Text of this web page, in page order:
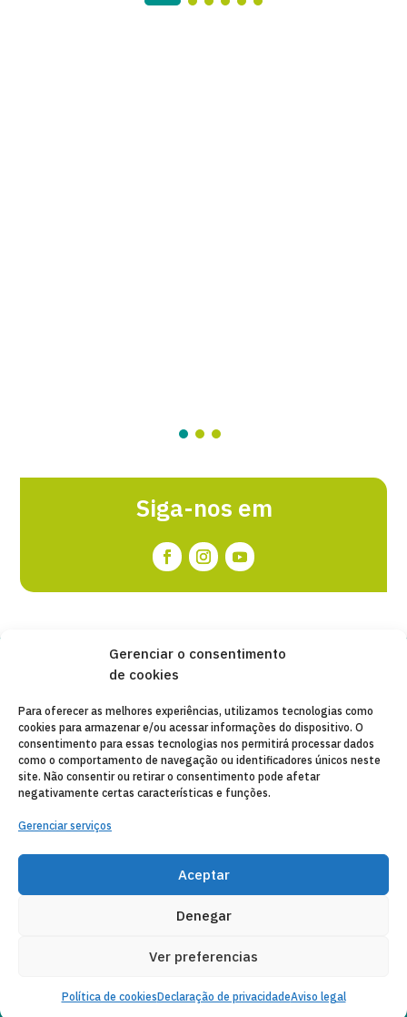
Gerenciar o consentimento
de cookies
Para oferecer as melhores experiências, utilizamos tecnologias como
cookies para armazenar e/ou acessar informações do dispositivo. O
consentimento para essas tecnologias nos permitirá processar dados
como o comportamento de navegação ou identificadores únicos neste
site. Não consentir ou retirar o consentimento pode afetar
negativamente certas características e funções.
Gerenciar serviços
Aceptar
Denegar
Ver preferencias
Política de cookiesDeclaração de privacidadeAviso legal
Siga-nos em
Copyleft 2025
AVISO LEGAL
POLÍTICA DE PRIVACIDADE
ENTIDADES COLABORADORAS
CORREIO ELETRÔNICO